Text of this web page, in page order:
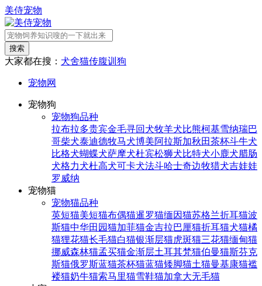
美侍宠物
搜索
大家都在搜： 犬舍猫传腹训狗
宠物网
宠物狗
宠物狗品种
拉布拉多贵宾金毛寻回犬牧羊犬比熊柯基雪纳瑞巴
哥柴犬泰迪德牧马犬博美阿拉斯加秋田茶杯斗牛犬
比格犬蝴蝶犬萨摩犬杜宾松狮犬比特犬小鹿犬腊肠
犬格力犬杜高犬可卡犬法斗哈士奇边牧猎犬吉娃娃
罗威纳
宠物猫
宠物猫品种
英短猫美短猫布偶猫暹罗猫缅因猫苏格兰折耳猫波
斯猫中华田园猫加菲猫金吉拉巴厘猫折耳猫犬猫橘
猫狸花猫长毛猫白猫银渐层猫虎斑猫三花猫缅甸猫
挪威森林猫孟买猫金渐层土耳其梵猫伯曼猫斯芬克
斯猫俄罗斯蓝猫茶杯猫蓝猫矮脚猫土猫曼基康猫褴
褛猫奶牛猫索马里猫雪鞋猫加拿大无毛猫